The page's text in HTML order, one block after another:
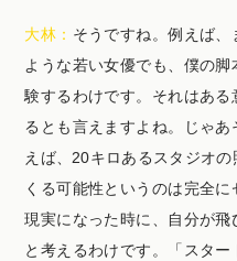
大林： そうですね。例えば
ような若い女優でも、僕の
験するわけです。それはあ
るとも言えますよね。じゃ
えば、20キロあるスタジオ
くる可能性というのは完全
現実になった時に、自分が
と考えるわけです。「スター